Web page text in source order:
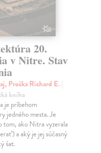
20.
v Nitre. Stav
Pročka Richard E. |
kniha
je príbehom
jedného mesta. Je
tom, ako Nitra vyzerala
a aký je jej súčasný
šat.